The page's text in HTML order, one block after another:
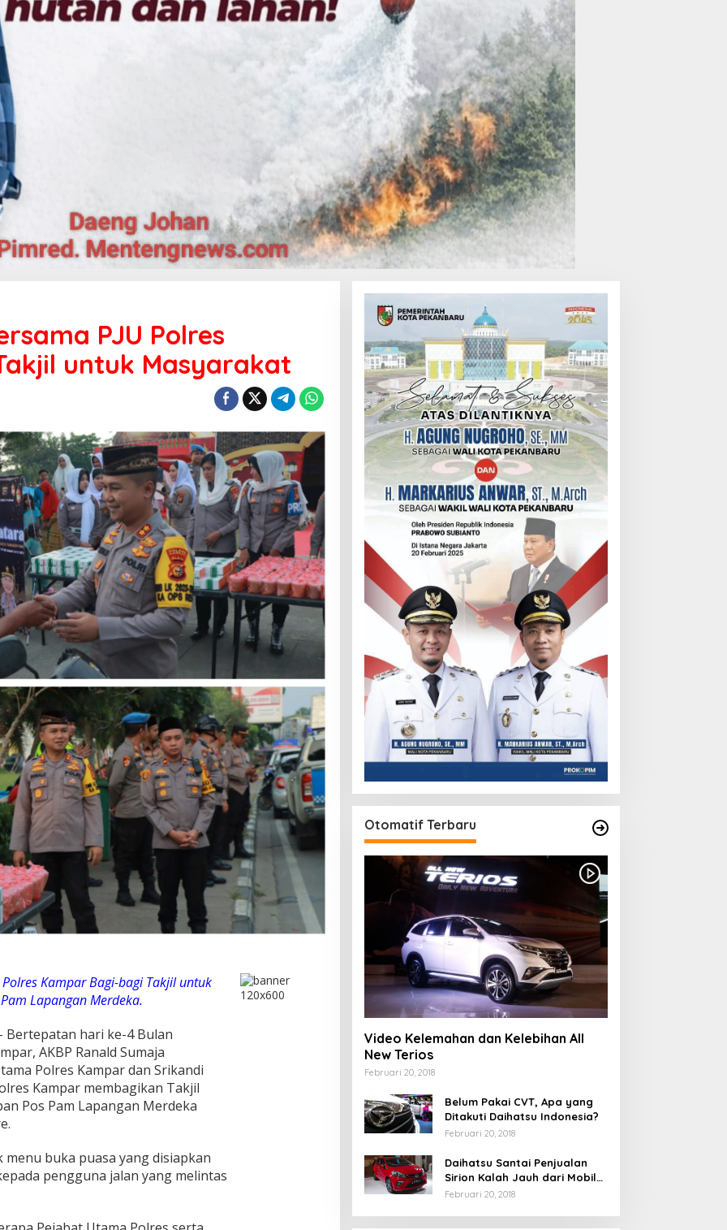
PJU Polres
untuk Masyarakat
Kampar Bagi-bagi Takjil untuk
Lapangan Merdeka.
Bertepatan hari ke-4 Bulan
AKBP Ranald Sumaja
Polres Kampar dan Srikandi
Kampar membagikan Takjil
Pos Pam Lapangan Merdeka
buka puasa yang disiapkan
pengguna jalan yang melintas
Otomatif Terbaru
Video Kelemahan dan Kelebihan All
New Terios
Februari 20, 2018
Belum Pakai CVT, Apa yang
Ditakuti Daihatsu Indonesia?
Februari 20, 2018
Daihatsu Santai Penjualan
Sirion Kalah Jauh dari Mobil
LCGC
Februari 20, 2018